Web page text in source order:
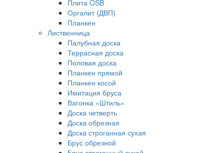
Плита OSB
Оргалит (ДВП)
Планкен
Лиственница
Палубная доска
Террасная доска
Половая доска
Планкен прямой
Планкен косой
Имитация бруса
Вагонка «Штиль»
Доска четверть
Доска обрезная
Доска строганная сухая
Брус обрезной